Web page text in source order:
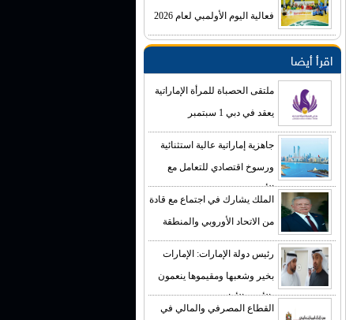
فعالية اليوم الأولمبي لعام 2026
اقرأ أيضا
ملتقى الحصباة للمرأة الإماراتية
يعقد في دبي 1 سبتمبر
جاهزية إماراتية عالية استثنائية
ورسوخ اقتصادي للتعامل مع
الأزمة
الملك يشارك في اجتماع مع قادة
من الاتحاد الأوروبي والمنطقة
رئيس دولة الإمارات: الإمارات
بخير وشعبها ومقيموها ينعمون
بالأمن والأمان
القطاع المصرفي والمالي في